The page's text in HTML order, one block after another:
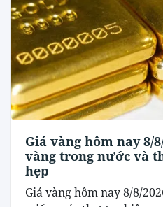
Giá vàng hôm nay 8/
vàng trong nước và
hẹp
Giá vàng hôm nay 8/8/